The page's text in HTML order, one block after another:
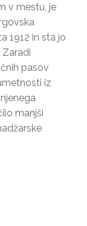
v mestu, je
1912 in sta jo
Zaradi
pasov
iz
manjši